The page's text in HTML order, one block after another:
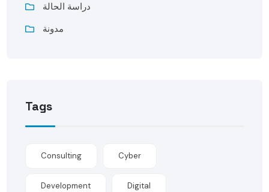
دراسة الحالة
مدونة
Tags
Consulting Cyber
Development Digital